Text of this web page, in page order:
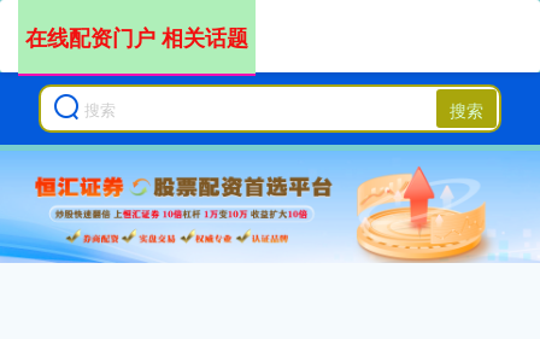
搜索
在线配资门户 相关话题